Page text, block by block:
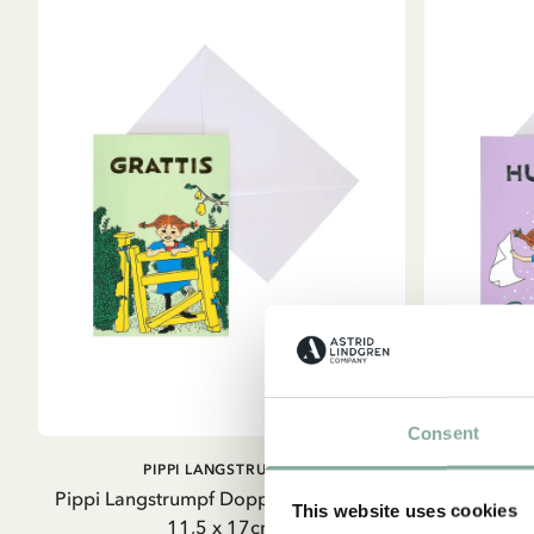
Consent
This website uses cookies
IN DEN WARENKORB
Pippi Langstrumpf Doppelkarte Grün –
11,5 x 17cm
PIPPI LANGSTRUMPF
Pippi